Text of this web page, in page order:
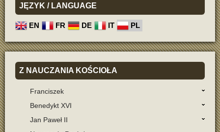
JĘZYK / LANGUAGE
EN FR DE IT PL
Z NAUCZANIA KOŚCIOŁA
Franciszek
Benedykt XVI
Jan Paweł II